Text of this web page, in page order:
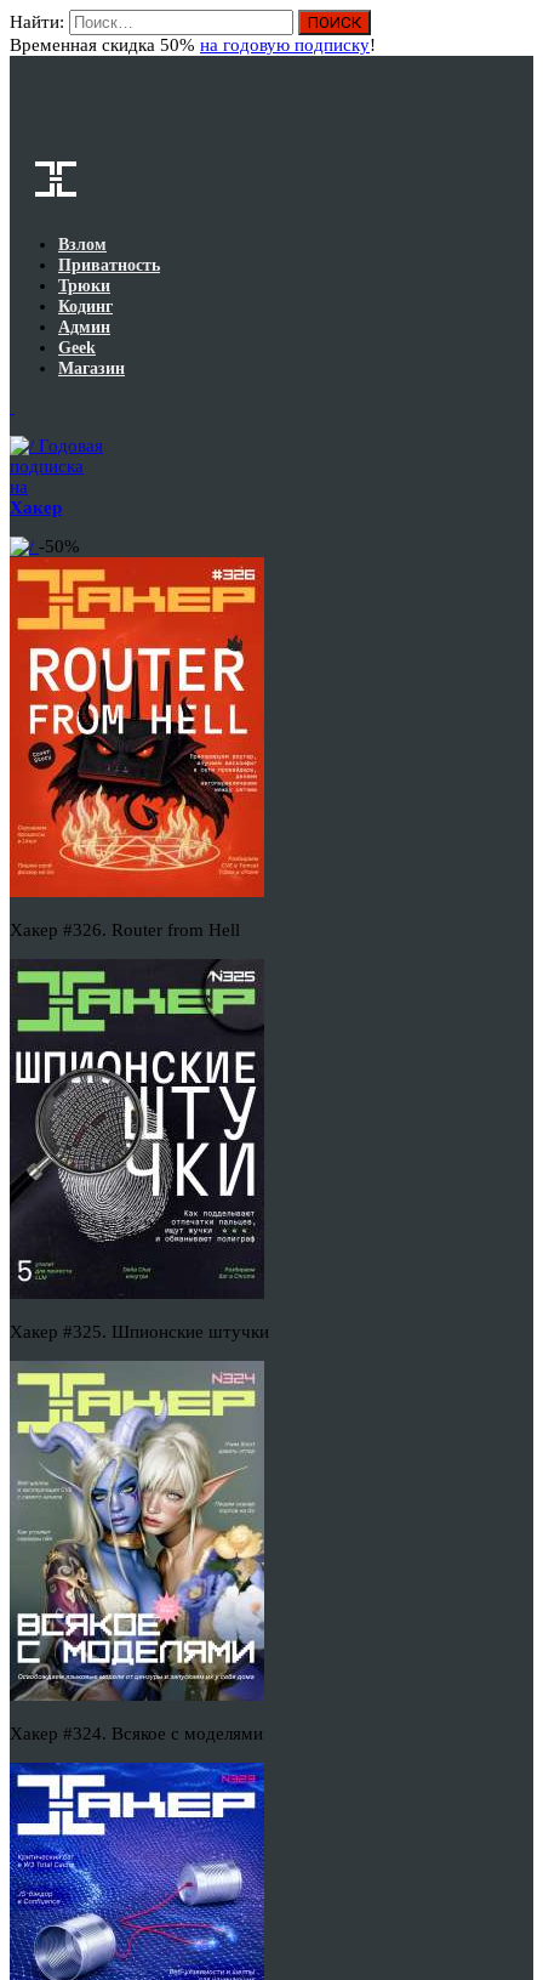
Найти:
Временная скидка 50% на годовую подписку!
Взлом
Приватность
Трюки
Кодинг
Админ
Geek
Магазин
Годовая
подписка
на
Хакер
-50%
Хакер #326. Router from Hell
Хакер #325. Шпионские штучки
Хакер #324. Всякое с моделями